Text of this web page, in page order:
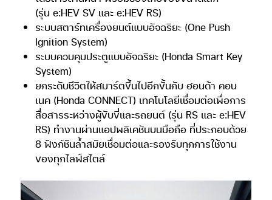
(รุ่น e:HEV SV และ e:HEV RS)
ระบบสตาร์ทเครื่องยนต์แบบอัจฉริยะ (One Push
Ignition System)
ระบบควบคุมประตูแบบอัจฉริยะ (Honda Smart Key
System)
ยกระดับชีวิตให้สมาร์ตขึ้นไปอีกขั้นกับ ฮอนด้า คอน
เนค (Honda CONNECT) เทคโนโลยีเชื่อมต่อเพื่อการ
สื่อสารระหว่างผู้ขับขี่และรถยนต์ (รุ่น RS และ e:HEV
RS) ทำงานผ่านแอปพลิเคชันบนมือถือ ที่ประกอบด้วย
8 ฟังก์ชันล้ำสมัยเชื่อมต่อและรองรับทุกการใช้งาน
ของทุกไลฟ์สไตล์